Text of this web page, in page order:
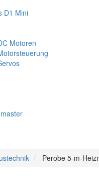
D1 Mini
Motoren
Perobe 5-m-